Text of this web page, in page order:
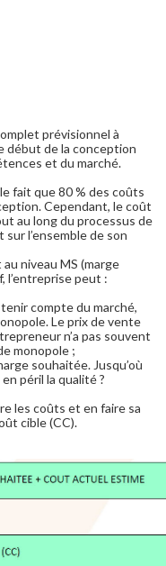
prévisionnel à
début de la conception
et du marché.
fait que 80 % des coûts
Cependant, le coût
au long du processus de
l’ensemble de son
niveau MS (marge
l’entreprise peut :
compte du marché,
Le prix de vente
n’a pas souvent
monopole ;
souhaitée. Jusqu’où
péril la qualité ?
les coûts et en faire sa
cible (CC).